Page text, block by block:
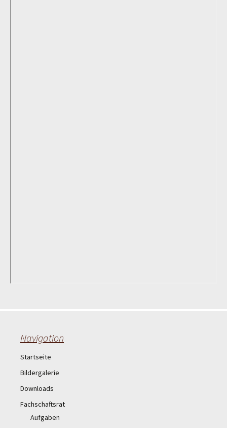
Navigation
Startseite
Bildergalerie
Downloads
Fachschaftsrat
Aufgaben